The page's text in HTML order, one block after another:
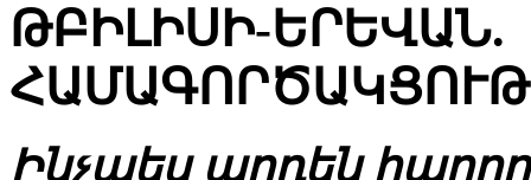
ԹԲԻԼԻՍԻ-ԵՐԵՎԱՆ.
Ինչպես արդեն